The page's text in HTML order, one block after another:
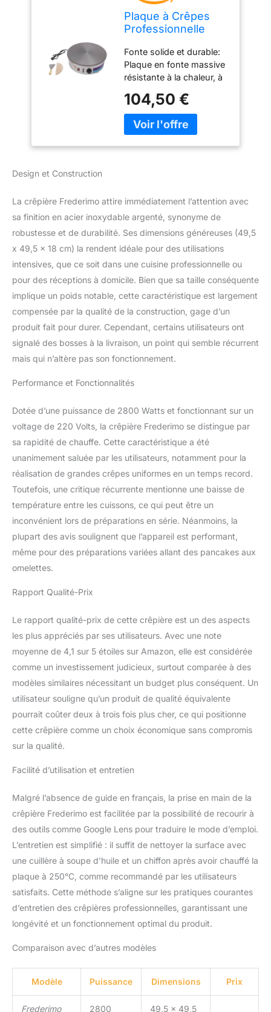
Plaque à Crêpes
Professionnelle
cm Pour Crêpes
Pancakes
Omelettes Jambon
Fonte solide et durable:
Plaque en fonte massive
résistante à la chaleur, à
déformation, conçue
pour un usage quotidien
intensif, à la maison
cm avec une puissance
de 3000 W : montée en
température éclair et
la chaleur pour des
crêpes et pancakes
toujours dorés à la
perfection. Température
précise réglable: Contrôle
simple de 50 °C à 300
°C grâce à un bouton
dédié, avec voyants de
fonctionnement pour
une cuisson adaptée à
et facile à nettoyer:
branchez, réglez,
cuisinez. Surface lisse et
design minimaliste pour
un nettoyage facile,
simplement avec un
refroidissement.
Polyvalent et
personnalisable:
Accessoires inclus
(étaleur et spatule) pour
plaisirs et ravir toute la
famille.
104,50 €
Design et Construction
La crêpière Frederimo attire immédiatement l’attention avec
sa finition en acier inoxydable argenté, synonyme de
robustesse et de durabilité. Ses dimensions généreuses (49,5
x 49,5 x 18 cm) la rendent idéale pour des utilisations
intensives, que ce soit dans une cuisine professionnelle ou
pour des réceptions à domicile. Bien que sa taille conséquente
implique un poids notable, cette caractéristique est largement
compensée par la qualité de la construction, gage d’un
produit fait pour durer. Cependant, certains utilisateurs ont
signalé des bosses à la livraison, un point qui semble récurrent
mais qui n’altère pas son fonctionnement.
Performance et Fonctionnalités
Dotée d’une puissance de 2800 Watts et fonctionnant sur un
voltage de 220 Volts, la crêpière Frederimo se distingue par
sa rapidité de chauffe. Cette caractéristique a été
unanimement saluée par les utilisateurs, notamment pour la
réalisation de grandes crêpes uniformes en un temps record.
Toutefois, une critique récurrente mentionne une baisse de
température entre les cuissons, ce qui peut être un
inconvénient lors de préparations en série. Néanmoins, la
plupart des avis soulignent que l’appareil est performant,
même pour des préparations variées allant des pancakes aux
omelettes.
Rapport Qualité-Prix
Le rapport qualité-prix de cette crêpière est un des aspects
les plus appréciés par ses utilisateurs. Avec une note
moyenne de 4,1 sur 5 étoiles sur Amazon, elle est considérée
comme un investissement judicieux, surtout comparée à des
modèles similaires nécessitant un budget plus conséquent. Un
utilisateur souligne qu’un produit de qualité équivalente
pourrait coûter deux à trois fois plus cher, ce qui positionne
cette crêpière comme un choix économique sans compromis
sur la qualité.
Facilité d’utilisation et entretien
Malgré l’absence de guide en français, la prise en main de la
crêpière Frederimo est facilitée par la possibilité de recourir à
des outils comme Google Lens pour traduire le mode d’emploi.
L’entretien est simplifié : il suffit de nettoyer la surface avec
une cuillère à soupe d’huile et un chiffon après avoir chauffé la
plaque à 250°C, comme recommandé par les utilisateurs
satisfaits. Cette méthode s’aligne sur les pratiques courantes
d’entretien des crêpières professionnelles, garantissant une
longévité et un fonctionnement optimal du produit.
Comparaison avec d’autres modèles
Modèle Puissance Dimensions Prix
Frederimo 2800 49,5 x 49,5